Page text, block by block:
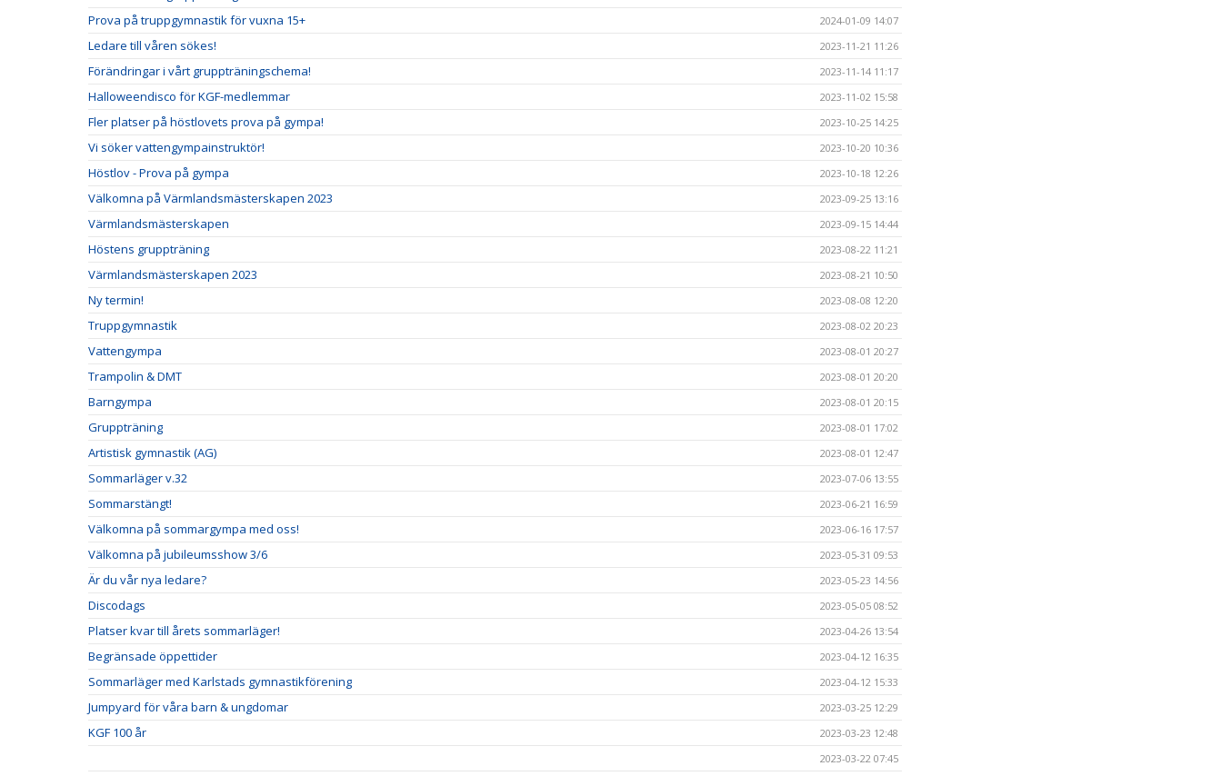
Prova på truppgymnastik för vuxna 15+ 2024-01-09 14:07
Ledare till våren sökes! 2023-11-21 11:26
Förändringar i vårt gruppträningschema! 2023-11-14 11:17
Halloweendisco för KGF-medlemmar 2023-11-02 15:58
Fler platser på höstlovets prova på gympa! 2023-10-25 14:25
Vi söker vattengympainstruktör! 2023-10-20 10:36
Höstlov - Prova på gympa 2023-10-18 12:26
Välkomna på Värmlandsmästerskapen 2023 2023-09-25 13:16
Värmlandsmästerskapen 2023-09-15 14:44
Höstens gruppträning 2023-08-22 11:21
Värmlandsmästerskapen 2023 2023-08-21 10:50
Ny termin! 2023-08-08 12:20
Truppgymnastik 2023-08-02 20:23
Vattengympa 2023-08-01 20:27
Trampolin & DMT 2023-08-01 20:20
Barngympa 2023-08-01 20:15
Gruppträning 2023-08-01 17:02
Artistisk gymnastik (AG) 2023-08-01 12:47
Sommarläger v.32 2023-07-06 13:55
Sommarstängt! 2023-06-21 16:59
Välkomna på sommargympa med oss! 2023-06-16 17:57
Välkomna på jubileumsshow 3/6 2023-05-31 09:53
Är du vår nya ledare? 2023-05-23 14:56
Discodags 2023-05-05 08:52
Platser kvar till årets sommarläger! 2023-04-26 13:54
Begränsade öppettider 2023-04-12 16:35
Sommarläger med Karlstads gymnastikförening 2023-04-12 15:33
Jumpyard för våra barn & ungdomar 2023-03-25 12:29
KGF 100 år
2023-03-23 12:48
2023-03-22 07:45